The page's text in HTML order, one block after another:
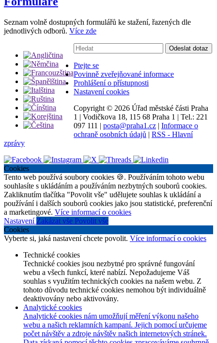
Seznam volně dostupných formulářů ke stažení, řazených dle
jednotlivých odborů. Více zde
Vyhledávání:
Odeslat dotaz
Ptejte se
Povinně zveřejňované informace
Prohlášení o přístupnosti
Nastavení cookies
Copyright © 2026 Úřad městské části Praha
1 | Vodičkova 18, 115 68 Praha 1 | Tel.: 221
097 111 | posta@praha1.cz | Informace o
ochraně osobních údajů | RSS - Hlavní
zprávy
Cookies
Tento web používá soubory cookies 🍪. Používáním tohoto webu
souhlasíte s ukládáním a používáním nezbytných souborů cookies.
Zakliknutím tlačítka "Povolit vše" udělujete souhlas k ukládání a
používání i dalších souborů cookies jako jsou statistické, preferenční
a marketingové. Více informací o cookies
Nastavení Zakázat vše Povolit vše
Cookies
Vyberte si, jaká nastavení chcete povolit. Více informací o cookies
Technické cookies
Technické cookies jsou nezbytné pro správné fungování
webu a všech funkcí, které nabízí. Nepožadujeme Váš
souhlas s využitím technických cookies na našem webu. Z
tohoto důvodu technické cookies nemohou být individuálně
deaktivovány nebo aktivovány.
Analytické cookies
Analytické cookies nám umožňují měření výkonu našeho
webu a našich reklamních kampaní. Jejich pomocí určujeme
počet návštěv a zdroje návštěv našich internetových stránek.